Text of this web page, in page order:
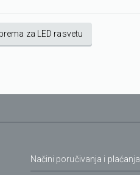
za LED rasvetu
Načini poručivanja i plaćanja